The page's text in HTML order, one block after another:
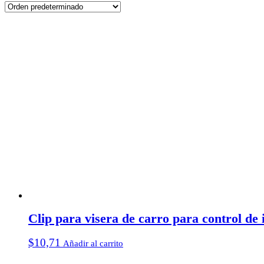
Clip para visera de carro para control de
$10,71 Añadir al carrito